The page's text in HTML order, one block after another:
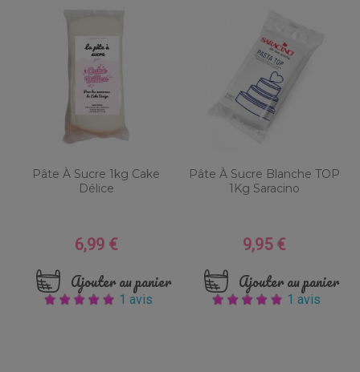
Pâte À Sucre 1kg Cake
Délice
Prix
6,99 €
Ajouter au panier
1 avis
Pâte À Sucre Blanche TOP
1Kg Saracino
Prix
9,95 €
Ajouter au panier
1 avis